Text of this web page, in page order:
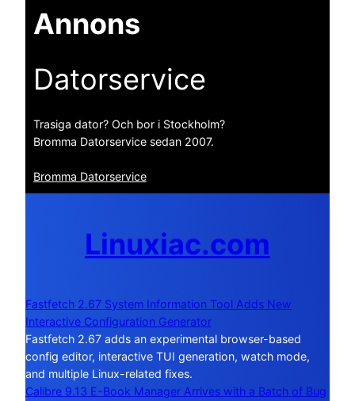
Annons
Datorservice
Trasiga dator? Och bor i Stockholm?
Bromma Datorservice sedan 2007.
Bromma Datorservice
Linuxiac.com
Fastfetch 2.67 System Information Tool Adds New
Interactive Configuration Generator
Fastfetch 2.67 adds an experimental browser-based
config editor, interactive TUI generation, watch mode,
and multiple Linux-related fixes.
Calibre 9.13 E-Book Manager Arrives with a Batch of Bug